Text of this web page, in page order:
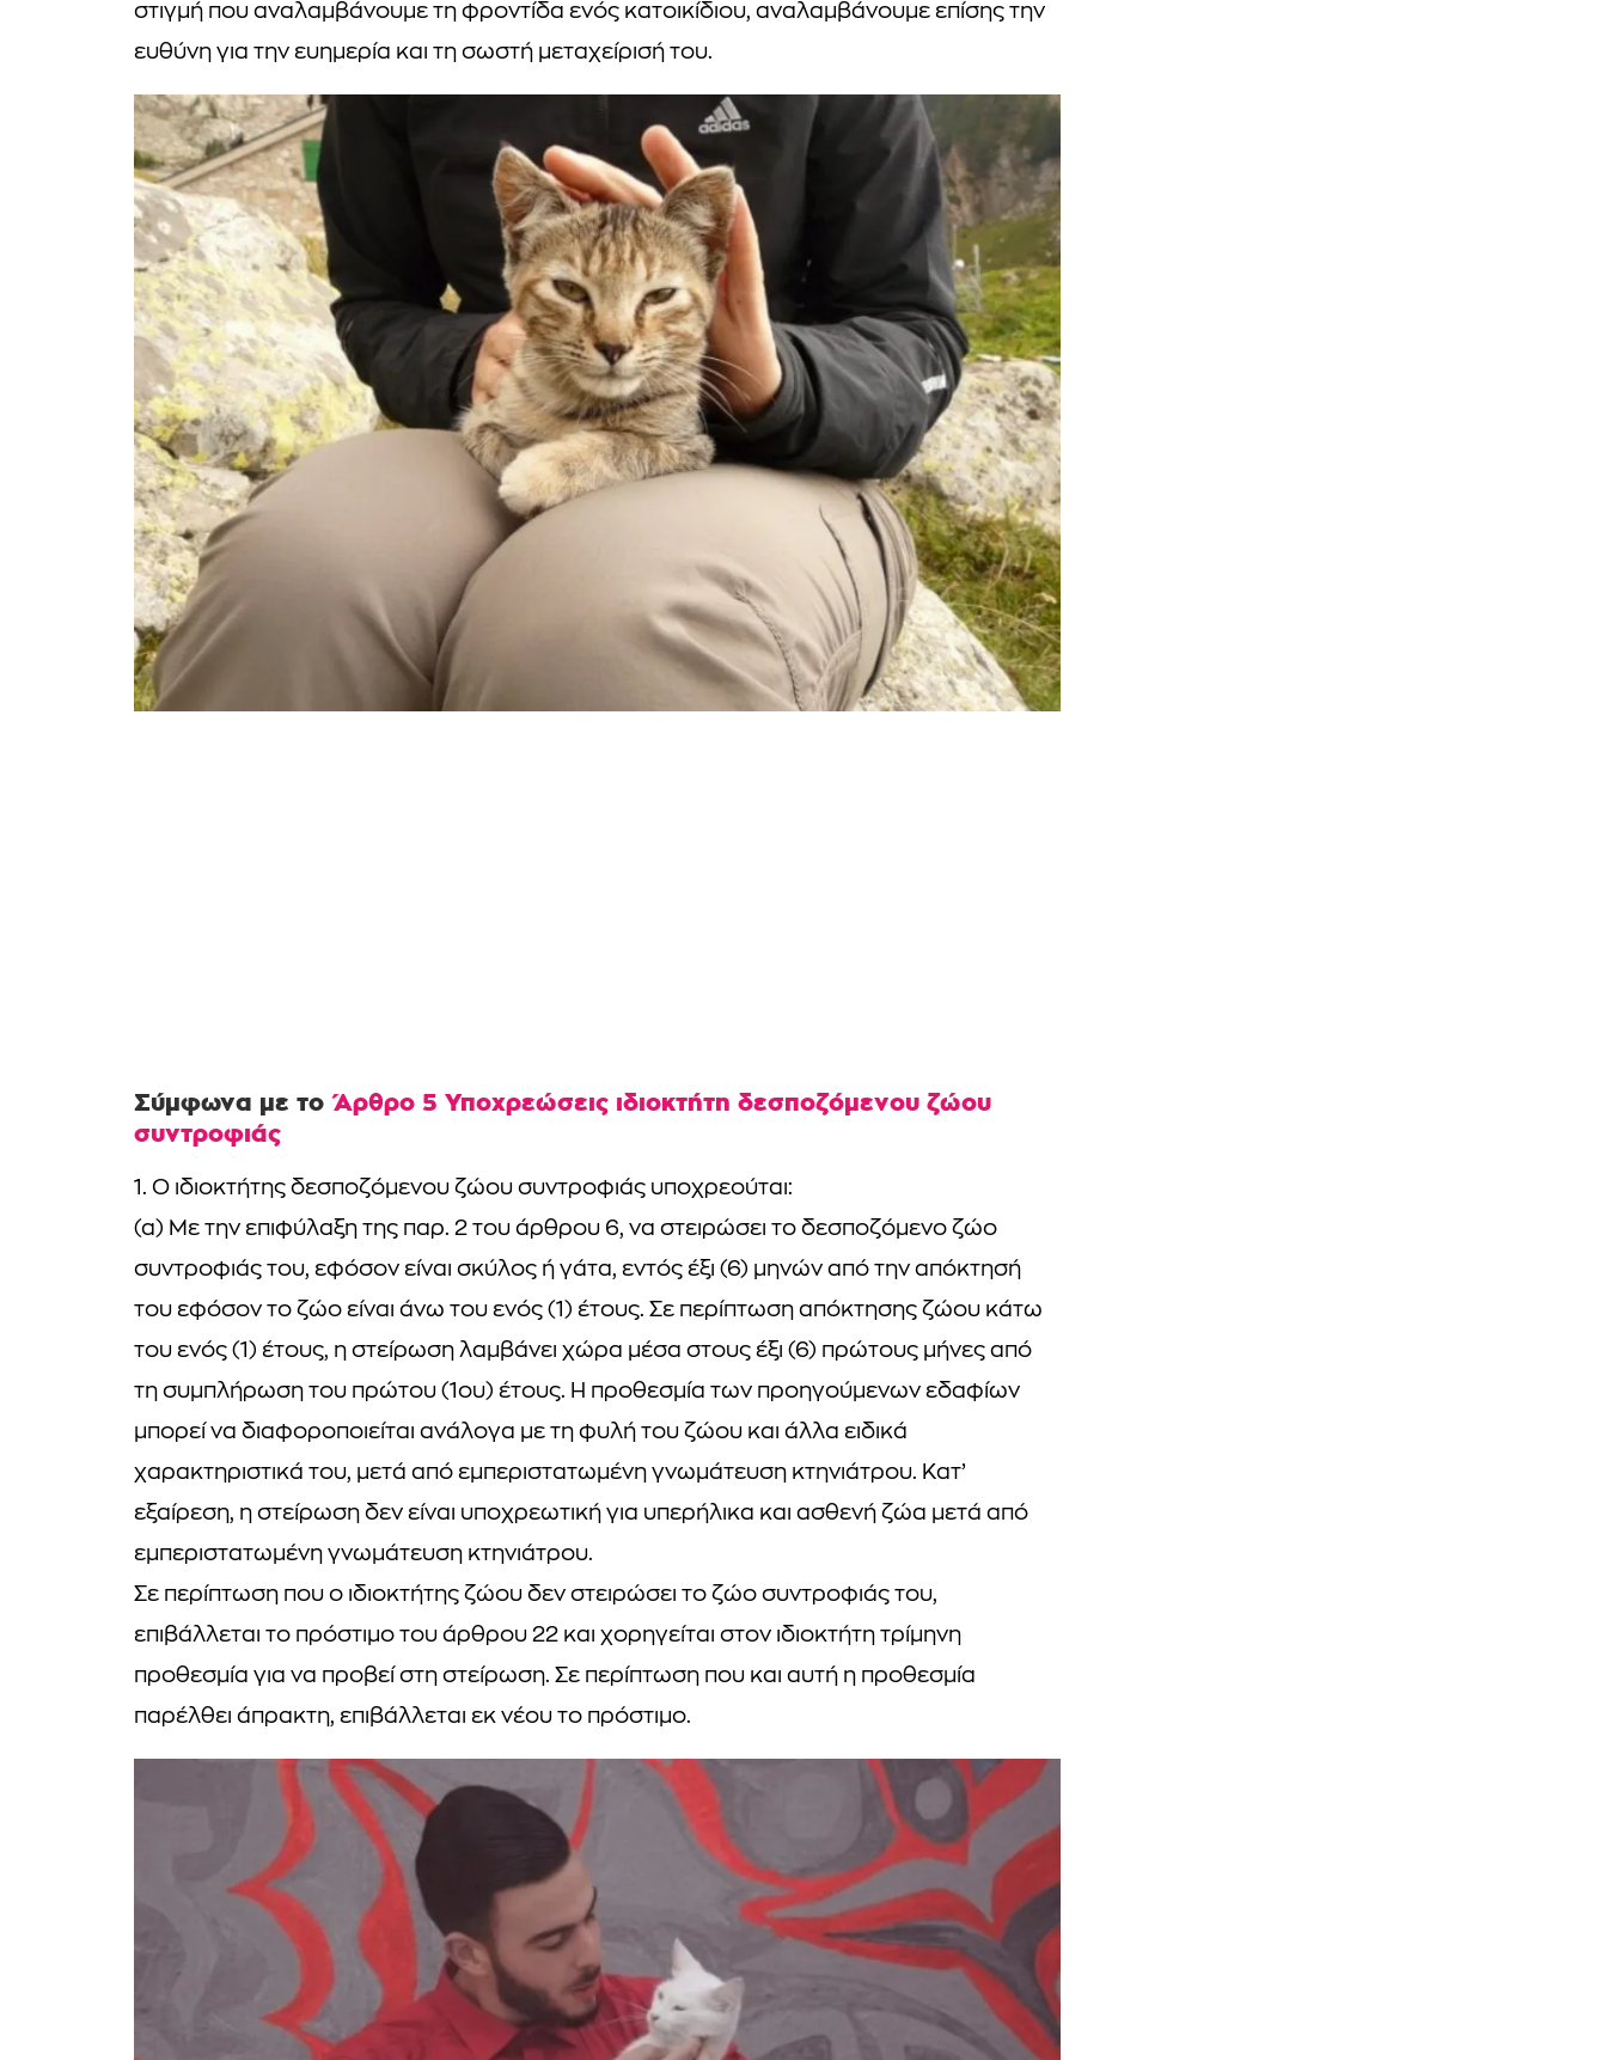
στιγμή που αναλαμβάνουμε τη φροντίδα ενός κατοικίδιου, αναλαμβάνουμε επίσης την
ευθύνη για την ευημερία και τη σωστή μεταχείρισή του.
Σύμφωνα με τοΆρθρο 5 Υποχρεώσεις ιδιοκτήτη δεσποζόμενου ζώου
συντροφιάς
1. Ο ιδιοκτήτης δεσποζόμενου ζώου συντροφιάς υποχρεούται:
(α) Με την επιφύλαξη της παρ. 2 του άρθρου 6, να στειρώσει το δεσποζόμενο ζώο
συντροφιάς του, εφόσον είναι σκύλος ή γάτα, εντός έξι (6) μηνών από την απόκτησή
του εφόσον το ζώο είναι άνω του ενός (1) έτους. Σε περίπτωση απόκτησης ζώου κάτω
του ενός (1) έτους, η στείρωση λαμβάνει χώρα μέσα στους έξι (6) πρώτους μήνες από
τη συμπλήρωση του πρώτου (1ου) έτους. H προθεσμία των προηγούμενων εδαφίων
μπορεί να διαφοροποιείται ανάλογα με τη φυλή του ζώου και άλλα ειδικά
χαρακτηριστικά του, μετά από εμπεριστατωμένη γνωμάτευση κτηνιάτρου. Κατ’
εξαίρεση, η στείρωση δεν είναι υποχρεωτική για υπερήλικα και ασθενή ζώα μετά από
εμπεριστατωμένη γνωμάτευση κτηνιάτρου.
Σε περίπτωση που ο ιδιοκτήτης ζώου δεν στειρώσει το ζώο συντροφιάς του,
επιβάλλεται το πρόστιμο του άρθρου 22 και χορηγείται στον ιδιοκτήτη τρίμηνη
προθεσμία για να προβεί στη στείρωση. Σε περίπτωση που και αυτή η προθεσμία
παρέλθει άπρακτη, επιβάλλεται εκ νέου το πρόστιμο.